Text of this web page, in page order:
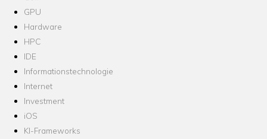
GPU
Hardware
HPC
IDE
Informationstechnologie
Internet
Investment
iOS
KI-Frameworks